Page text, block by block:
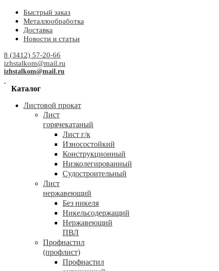
Быстрый заказ
Металлообработка
Доставка
Новости и статьи
8 (3412) 57-20-66
izhstalkom@mail.ru
izhstalkom@mail.ru
Каталог
Листовой прокат
Лист
горячекатаный
Лист г/к
Износостойкий
Конструкционный
Низколегированный
Судостроительный
Лист
нержавеющий
Без никеля
Никельсодержащий
Нержавеющий
ПВЛ
Профнастил
(профлист)
Профнастил